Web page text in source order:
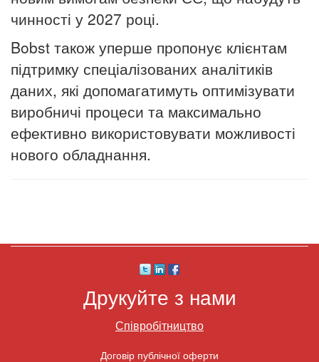
чинності у 2027 році.
Bobst також уперше пропонує клієнтам
підтримку спеціалізованих аналітиків
даних, які допомагатимуть оптимізувати
виробничі процеси та максимально
ефективно використовувати можливості
нового обладнання.
Друкуйте з нами
Співробітництво
Договір публічної оферти